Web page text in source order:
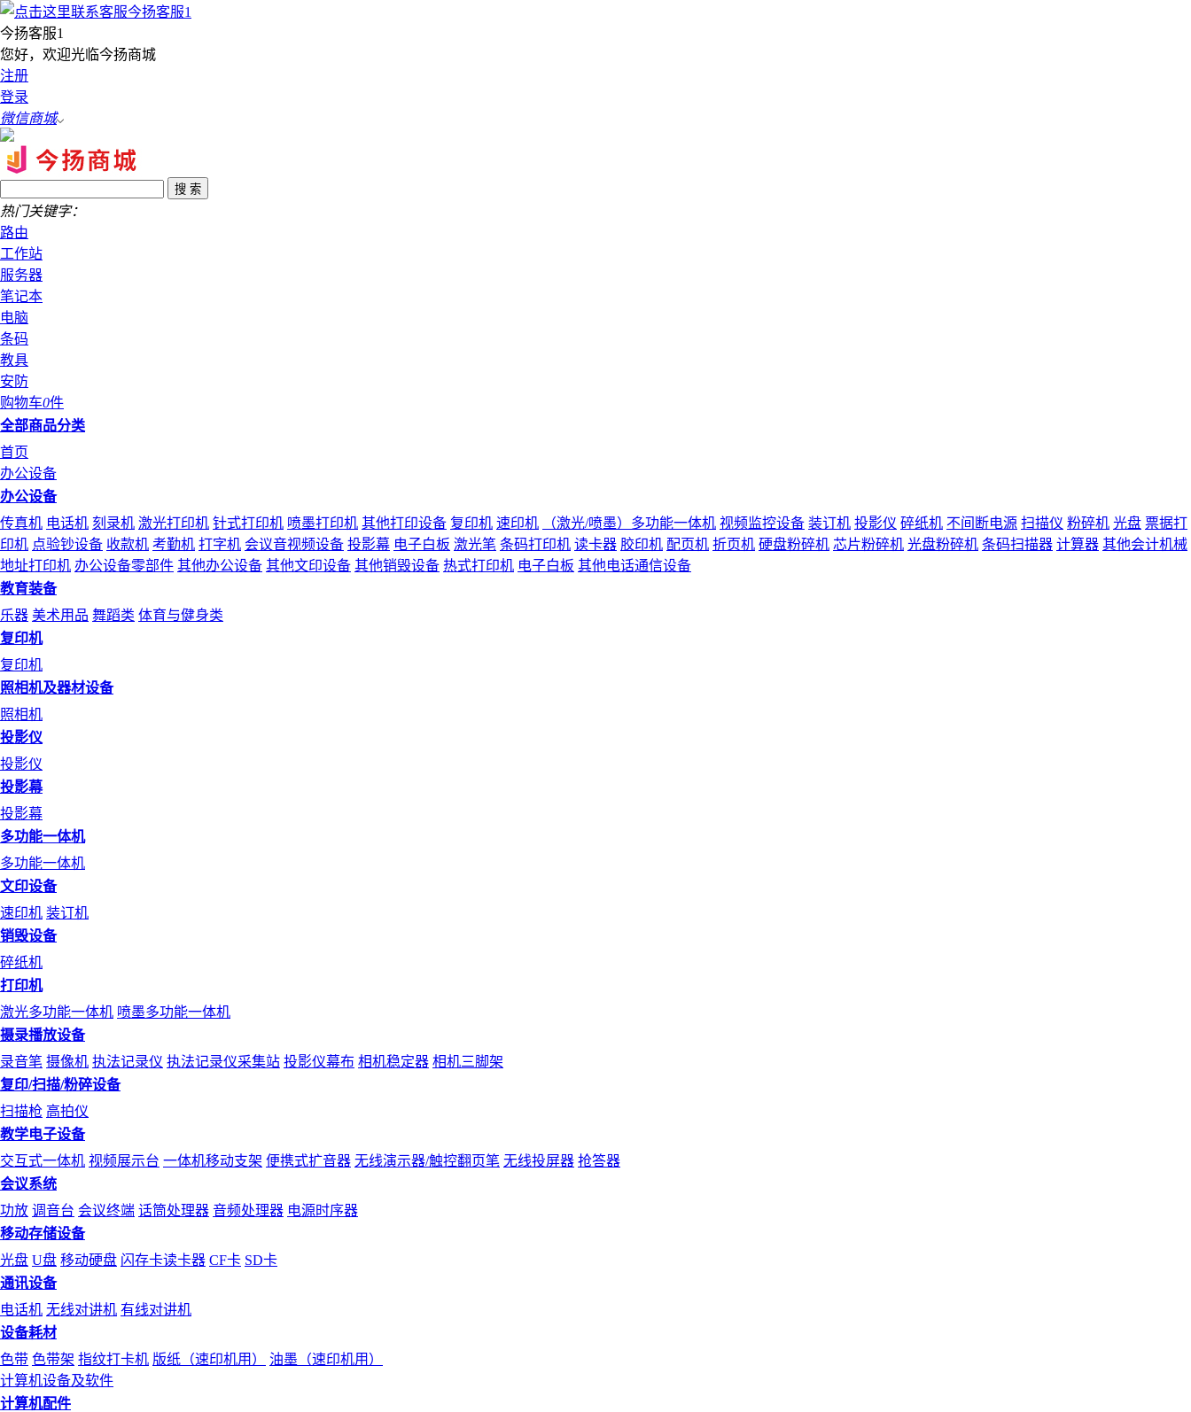
今扬客服1
您好，欢迎光临今扬商城
注册
登录
微信商城
热门关键字：
路由
工作站
服务器
笔记本
电脑
条码
教具
安防
购物车0件
全部商品分类
首页
办公设备
办公设备
传真机 电话机 刻录机 激光打印机 针式打印机 喷墨打印机 其他打印设备 复印机 速印机 （激光/喷墨）多功能一体机 视频监控设备 装订机 投影仪 碎纸机 不间断电源 扫描仪 粉碎机 光盘 票据打
印机 点验钞设备 收款机 考勤机 打字机 会议音视频设备 投影幕 电子白板 激光笔 条码打印机 读卡器 胶印机 配页机 折页机 硬盘粉碎机 芯片粉碎机 光盘粉碎机 条码扫描器 计算器 其他会计机械
地址打印机 办公设备零部件 其他办公设备 其他文印设备 其他销毁设备 热式打印机 电子白板 其他电话通信设备
教育装备
乐器 美术用品 舞蹈类 体育与健身类
复印机
复印机
照相机及器材设备
照相机
投影仪
投影仪
投影幕
投影幕
多功能一体机
多功能一体机
文印设备
速印机 装订机
销毁设备
碎纸机
打印机
激光多功能一体机 喷墨多功能一体机
摄录播放设备
录音笔 摄像机 执法记录仪 执法记录仪采集站 投影仪幕布 相机稳定器 相机三脚架
复印/扫描/粉碎设备
扫描枪 高拍仪
教学电子设备
交互式一体机 视频展示台 一体机移动支架 便携式扩音器 无线演示器/触控翻页笔 无线投屏器 抢答器
会议系统
功放 调音台 会议终端 话筒处理器 音频处理器 电源时序器
移动存储设备
光盘 U盘 移动硬盘 闪存卡读卡器 CF卡 SD卡
通讯设备
电话机 无线对讲机 有线对讲机
设备耗材
色带 色带架 指纹打卡机 版纸（速印机用）
油墨（速印机用）
计算机设备及软件
计算机配件